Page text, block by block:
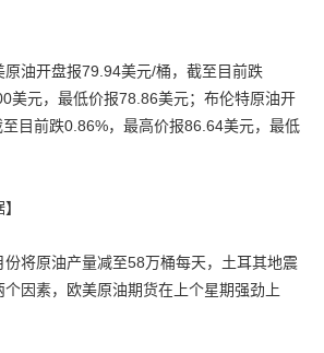
油开盘报79.94美元/桶，截至目前跌
美元，最低价报78.86美元；布伦特原油开
目前跌0.86%，最高价报86.64美元，最低
将原油产量减至58万桶每天，土耳其地震
因素，欧美原油期货在上个星期强劲上